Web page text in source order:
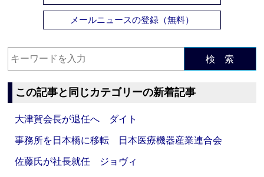
メールニュースの登録（無料）
検 索
この記事と同じカテゴリーの新着記事
大津賀会長が退任へ ダイト
事務所を日本橋に移転 日本医療機器産業連合会
佐藤氏が社長就任 ジョヴィ